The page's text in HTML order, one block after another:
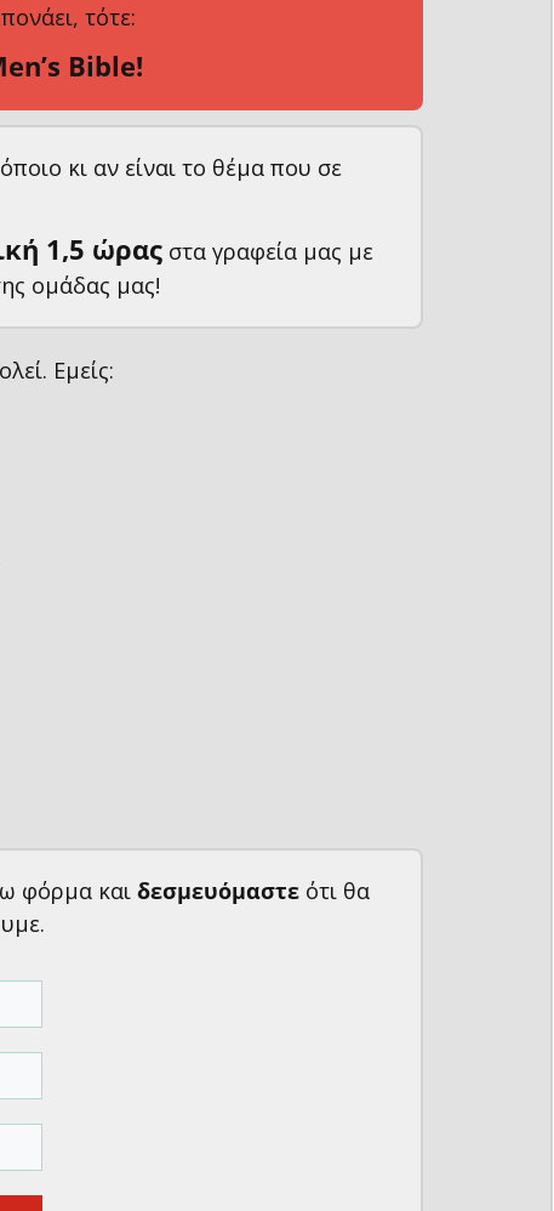
τότε:
Bible!
κι αν είναι το θέμα που σε
1,5 ώρας στα γραφεία μας με
ομάδας μας!
Εμείς:
φόρμα και δεσμευόμαστεότι θα